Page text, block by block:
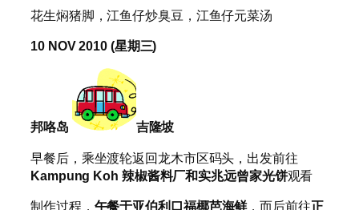
花生焖猪脚，江鱼仔炒臭豆，江鱼仔元菜汤
10 NOV 2010 (星期三)
邦咯岛 吉隆坡
早餐后，乘坐渡轮返回龙木市区码头，出发前往
Kampung Koh 辣椒酱料厂和实兆远曾家光饼观看
制作过程， 午餐于亚伯利口福椰芭海鲜，而后前往正